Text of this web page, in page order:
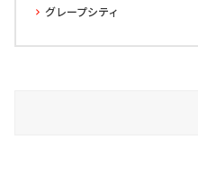
グレープシティ